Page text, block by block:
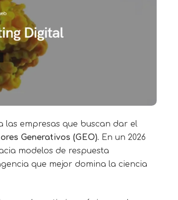
empresas que buscan dar el
Generativos (GEO). En un 2026
modelos de respuesta
que mejor domina la ciencia